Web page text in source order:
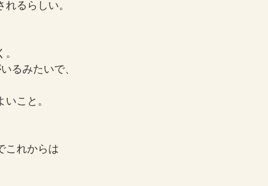
るらしい。
るみたいで、
こと。
これからは